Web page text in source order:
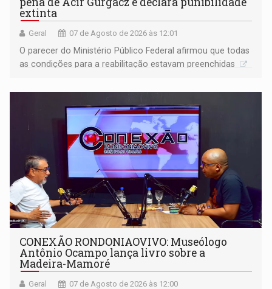
extinta
Geral 07 de Agosto de 2026 às 12:01
O parecer do Ministério Público Federal afirmou que todas
as condições para a reabilitação estavam preenchidas
CONEXÃO RONDONIAOVIVO: Museólogo
Antônio Ocampo lança livro sobre a
Madeira-Mamoré
Geral 07 de Agosto de 2026 às 12:00